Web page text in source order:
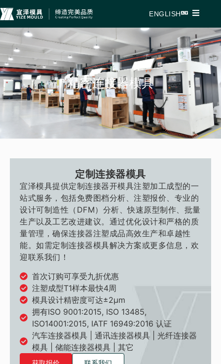
ENGLISH
精密连接器模具
定制连接器模具
宜泽模具提供定制连接器开模具注塑加工成型的一
站式服务，包括免费图档分析、注塑报价、专业的
设计可制造性（DFM）分析、快速原型制作、批量
生产以及工艺改进建议。通过优化设计和严格的质
量管理，确保连接器注塑成品高效生产和卓越性
能。如需定制连接器模具解决方案或更多信息，欢
迎联系我们！
首次订购可享受九折优惠
注塑成型T1样本最快4周
模具设计精密度可达±2μm
拥有ISO 9001:2015, ISO 13485,
ISO14001:2015, IATF 16949:2016 认证
汽车连接器模具 | 通讯连接器模具 | 光纤连接器
模具 | 储能连接器模具 | 其它